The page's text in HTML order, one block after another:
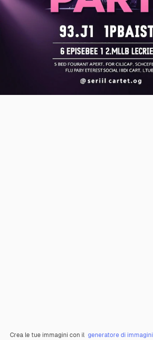
Crea le tue immagini con il generatore di immagini